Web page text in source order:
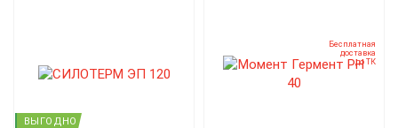
ВЫГОДНО
Бесплатная
доставка
до ТК